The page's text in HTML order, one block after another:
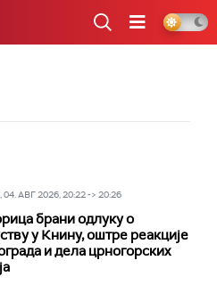
АВГ 2026, 20:22 -> 20:26
брани одлуку о
у Книну, оштре реакције
и дела црногорских